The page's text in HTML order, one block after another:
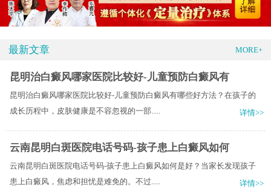
最新文章 MORE+
昆明治白癜风哪家医院比较好-儿童预防白癜风有
昆明治白癜风哪家医院比较好-儿童预防白癜风有哪些好方法？在孩子的
成长历程中，皮肤健康是不容忽视的一部.....
详情>>
云南昆明白斑医院电话号码-孩子患上白癜风如何
云南昆明白斑医院电话号码-孩子患上白癜风如何是好？当家长发现孩子
患上白癜风，焦虑和担忧是难免的。不过.....
详情>>